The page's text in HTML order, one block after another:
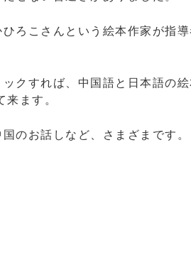
ろこさんという絵本作家が指
ックすれば、中国語と日本語の
ます。
のお話しなど、さまざまです。